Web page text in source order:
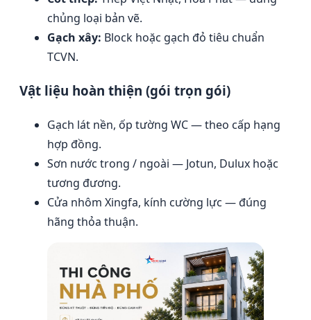
chủng loại bản vẽ.
Gạch xây: Block hoặc gạch đỏ tiêu chuẩn
TCVN.
Vật liệu hoàn thiện (gói trọn gói)
Gạch lát nền, ốp tường WC — theo cấp hạng
hợp đồng.
Sơn nước trong / ngoài — Jotun, Dulux hoặc
tương đương.
Cửa nhôm Xingfa, kính cường lực — đúng
hãng thỏa thuận.